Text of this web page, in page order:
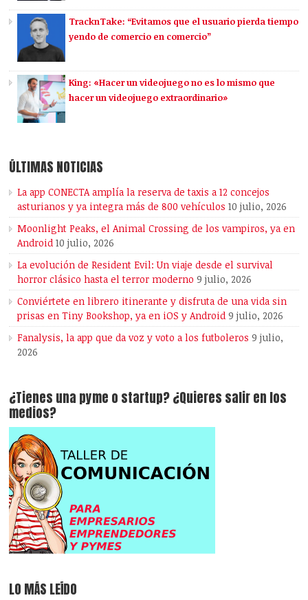
TracknTake: “Evitamos que el usuario pierda tiempo
yendo de comercio en comercio”
King: «Hacer un videojuego no es lo mismo que
hacer un videojuego extraordinario»
ÚLTIMAS NOTICIAS
La app CONECTA amplía la reserva de taxis a 12 concejos
asturianos y ya integra más de 800 vehículos 10 julio, 2026
Moonlight Peaks, el Animal Crossing de los vampiros, ya en
Android 10 julio, 2026
La evolución de Resident Evil: Un viaje desde el survival
horror clásico hasta el terror moderno 9 julio, 2026
Conviértete en librero itinerante y disfruta de una vida sin
prisas en Tiny Bookshop, ya en iOS y Android 9 julio, 2026
Fanalysis, la app que da voz y voto a los futboleros 9 julio,
2026
¿Tienes una pyme o startup? ¿Quieres salir en los
medios?
LO MÁS LEÍDO